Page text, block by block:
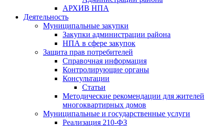
АРХИВ НПА
Деятельность
Муниципальные закупки
Закупки администрации района
НПА в сфере закупок
Защита прав потребителей
Справочная информация
Контролирующие органы
Консультации
Статьи
Методические рекомендации для жителей
многоквартирных домов
Муниципальные и государственные услуги
Реализация 210-ФЗ